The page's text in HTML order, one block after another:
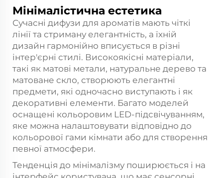
Мінімалістична естетика
Сучасні дифузи для ароматів мають чіткі
лінії та стриману елегантність, а їхній
дизайн гармонійно вписується в різні
інтер'єрні стилі. Високоякісні матеріали,
такі як матові метали, натуральне дерево та
матоване скло, створюють елегантні
предмети, які одночасно виступають і як
декоративні елементи. Багато моделей
оснащені кольоровим LED-підсвічуванням,
яке можна налаштовувати відповідно до
кольорової гами кімнати або для створення
певної атмосфери.
Тенденція до мінімалізму поширюється і на